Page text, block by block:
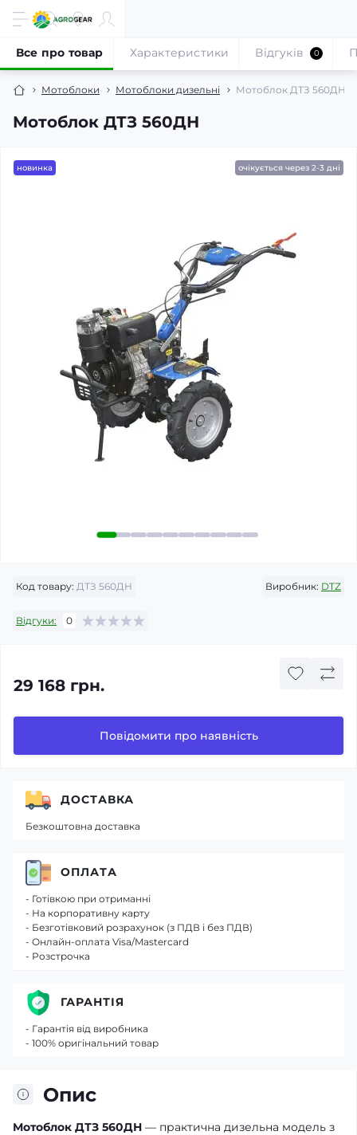
Мотоблоки Мотоблоки дизельні Мотоблок ДТЗ 560ДН
Мотоблок ДТЗ 560ДН
Все про товар Характеристики Відгуків 0
новинка очікується через 2-3 дні
Код товару: ДТЗ 560ДН Виробник: DTZ
Відгуки: 0
29 168 грн.
Повідомити про наявність
Опис
Мотоблок ДТЗ 560ДН — практична дизельна модель з
ДОСТАВКА
Безкоштовна доставка
ОПЛАТА
- Готівкою при отриманні
- На корпоративну карту
- Безготівковий розрахунок (з ПДВ і без ПДВ)
- Онлайн-оплата Visa/Mastercard
- Розстрочка
ГАРАНТІЯ
- Гарантія від виробника
- 100% оригінальний товар